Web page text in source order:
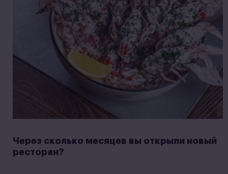
Через сколько месяцев вы открыли новый
ресторан?